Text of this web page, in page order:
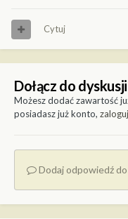
Cytuj
Dołącz do dyskusji
Możesz dodać zawartość
posiadasz już konto,
Dodaj odpowiedź